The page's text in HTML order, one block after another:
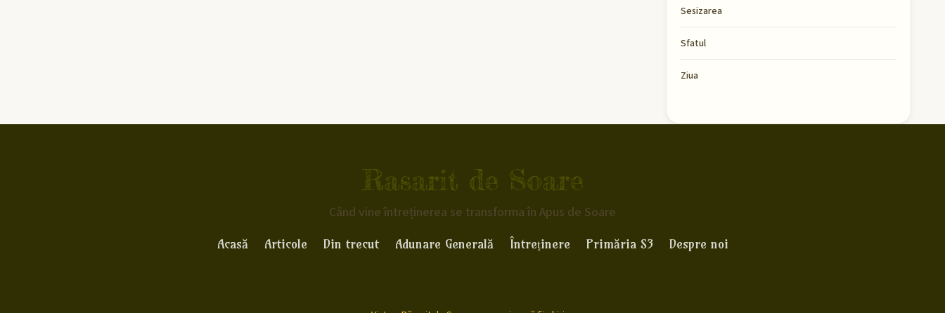
Sesizarea
Sfatul
Ziua
Rasarit de Soare
Când vine întreținerea se transforma în Apus de Soare
Acasă Articole Din trecut Adunare Generală Întreținere Primăria S3 Despre noi